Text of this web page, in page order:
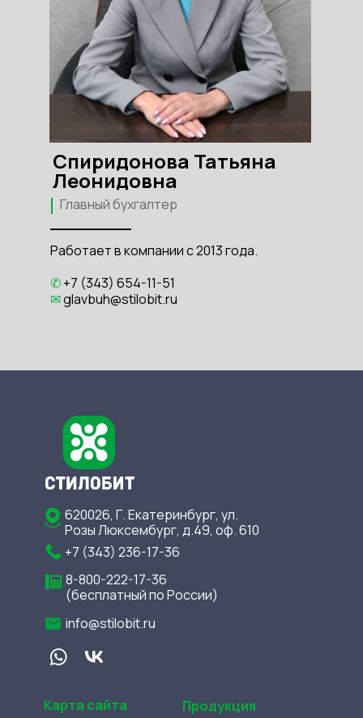
Работает в компании с 2013 года.
✆+7 (343) 654-11-51
✉glavbuh@stilobit.ru
Главный бухгалтер
Спиридонова Татьяна
Леонидовна
info@stilobit.ru
8-800-222-17-36
(бесплатный по России)
+7 (343) 236-17-36
Продукция
Карта сайта
620026, Г. Екатеринбург, ул.
Розы Люксембург, д.49, оф. 610